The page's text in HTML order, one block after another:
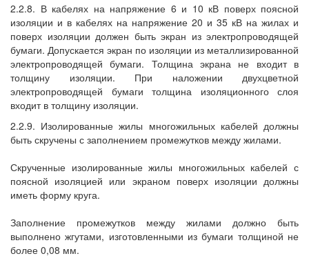
2.2.8. В кабелях на напряжение 6 и 10 кВ поверх поясной
изоляции и в кабелях на напряжение 20 и 35 кВ на жилах и
поверх изоляции должен быть экран из электропроводящей
бумаги. Допускается экран по изоляции из металлизированной
электропроводящей бумаги. Толщина экрана не входит в
толщину изоляции. При наложении двухцветной
электропроводящей бумаги толщина изоляционного слоя
входит в толщину изоляции.
2.2.9. Изолированные жилы многожильных кабелей должны
быть скручены с заполнением промежутков между жилами.
Скрученные изолированные жилы многожильных кабелей с
поясной изоляцией или экраном поверх изоляции должны
иметь форму круга.
Заполнение промежутков между жилами должно быть
выполнено жгутами, изготовленными из бумаги толщиной не
более 0,08 мм.